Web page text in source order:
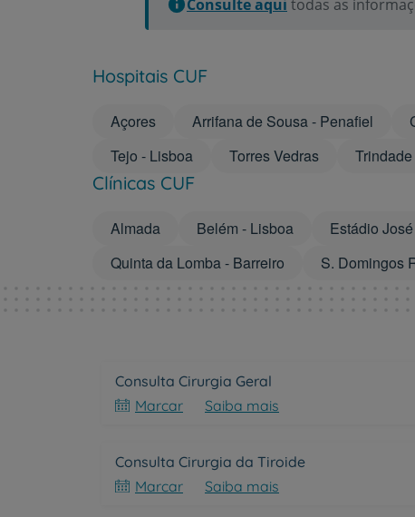
Consulte aqui todas as
Hospitais CUF
Açores Arrifana de Sousa - Penafiel
Tejo - Lisboa
Torres Vedras
Clínicas CUF
Almada Belém - Lisboa Estádio
Quinta da Lomba - Barreiro
S. Domingos
Consulta Cirurgia Geral
Marcar
Saiba mais
Consulta Cirurgia da Tiroide
Marcar
Saiba mais